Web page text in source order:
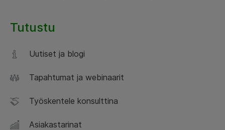
Tutustu
Uutiset ja blogi
Tapahtumat ja webinaarit
Työskentele konsulttina
Asiakastarinat